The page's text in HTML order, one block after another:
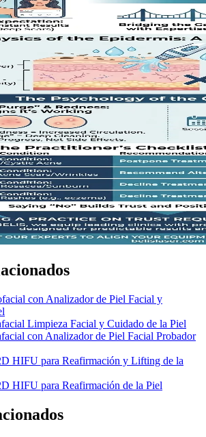
con Analizador de Piel Facial y
Limpieza Facial y Cuidado de la Piel
con Analizador de Piel Facial Probador
HIFU para Reafirmación y Lifting de la
HIFU para Reafirmación de la Piel